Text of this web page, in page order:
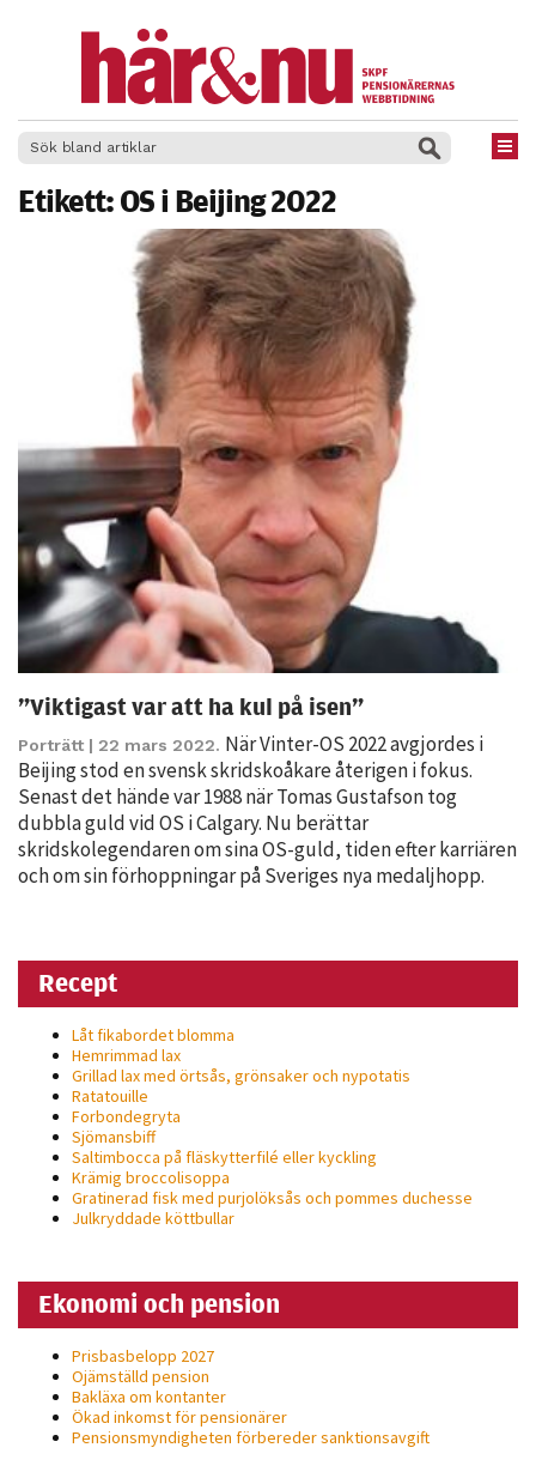
Etikett:OS i Beijing 2022
”Viktigast var att ha kul på isen”
Porträtt | 22 mars 2022. När Vinter-OS 2022 avgjordes i
Beijing stod en svensk skridskoåkare återigen i fokus.
Senast det hände var 1988 när Tomas Gustafson tog
dubbla guld vid OS i Calgary. Nu berättar
skridskolegendaren om sina OS-guld, tiden efter karriären
och om sin förhoppningar på Sveriges nya medaljhopp.
Recept
Låt fikabordet blomma
Hemrimmad lax
Grillad lax med örtsås, grönsaker och nypotatis
Ratatouille
Forbondegryta
Sjömansbiff
Saltimbocca på fläsk­ytterfilé eller kyckling
Krämig broccolisoppa
Gratinerad fisk med purjolöksås och pommes duchesse
Julkryddade köttbullar
Ekonomi och pension
Prisbasbelopp 2027
Ojämställd pension
Bakläxa om kontanter
Ökad inkomst för pensionärer
Pensionsmyndigheten förbereder sanktionsavgift
Nödvändiga
Dessa kakor
går inte att
välja bort. De
över huvud
fungera.
kunna
förbättra
hemsidans
baserat på